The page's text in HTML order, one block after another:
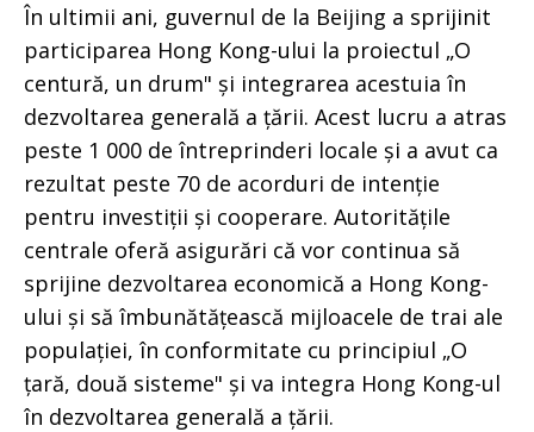
În ultimii ani, guvernul de la Beijing a sprijinit
participarea Hong Kong-ului la proiectul „O
centură, un drum" și integrarea acestuia în
dezvoltarea generală a țării. Acest lucru a atras
peste 1 000 de întreprinderi locale și a avut ca
rezultat peste 70 de acorduri de intenție
pentru investiții și cooperare. Autoritățile
centrale oferă asigurări că vor continua să
sprijine dezvoltarea economică a Hong Kong-
ului și să îmbunătățească mijloacele de trai ale
populației, în conformitate cu principiul „O
țară, două sisteme" și va integra Hong Kong-ul
în dezvoltarea generală a țării.